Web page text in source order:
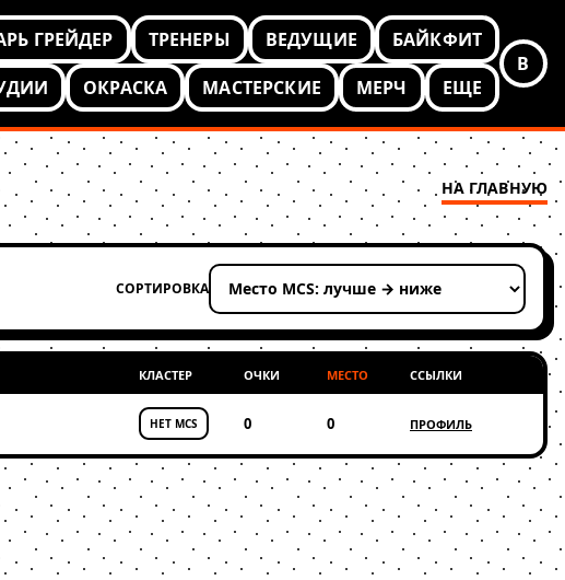
ГРЕЙДЕР ТРЕНЕРЫ ВЕДУЩИЕ
БАЙКФИТ
ОКРАСКА МАСТЕРСКИЕ МЕРЧ ЕЩЕ
В
НА ГЛАВНУЮ
СОРТИРОВКА
Применить сортировку
КЛАСТЕР ОЧКИ МЕСТО ССЫЛКИ
НЕТ MCS 0 0 ПРОФИЛЬ